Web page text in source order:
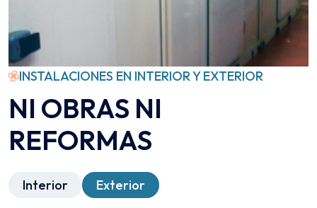
INSTALACIONES EN INTERIOR Y EXTERIOR
NI OBRAS NI
REFORMAS
Interior Exterior